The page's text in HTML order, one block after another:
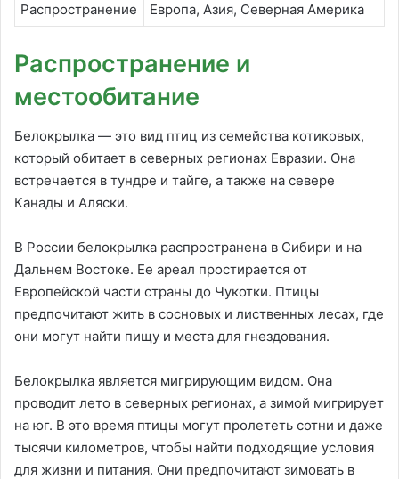
Распространение Европа, Азия, Северная Америка
Распространение и
местообитание
Белокрылка — это вид птиц из семейства котиковых,
который обитает в северных регионах Евразии. Она
встречается в тундре и тайге, а также на севере
Канады и Аляски.
В России белокрылка распространена в Сибири и на
Дальнем Востоке. Ее ареал простирается от
Европейской части страны до Чукотки. Птицы
предпочитают жить в сосновых и лиственных лесах, где
они могут найти пищу и места для гнездования.
Белокрылка является мигрирующим видом. Она
проводит лето в северных регионах, а зимой мигрирует
на юг. В это время птицы могут пролететь сотни и даже
тысячи километров, чтобы найти подходящие условия
для жизни и питания. Они предпочитают зимовать в